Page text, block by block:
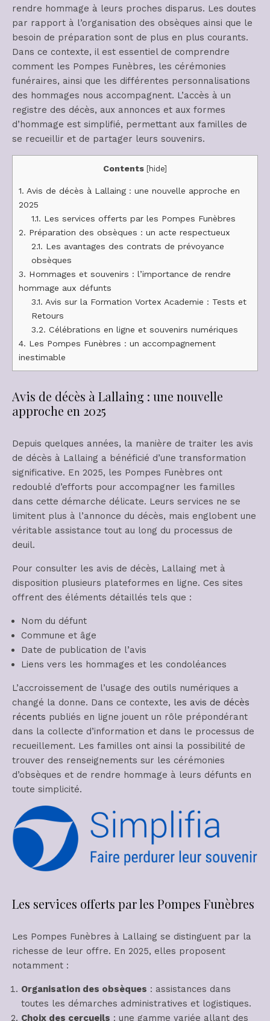
rendre hommage à leurs proches disparus. Les doutes
par rapport à l’organisation des obsèques ainsi que le
besoin de préparation sont de plus en plus courants.
Dans ce contexte, il est essentiel de comprendre
comment les Pompes Funèbres, les cérémonies
funéraires, ainsi que les différentes personnalisations
des hommages nous accompagnent. L’accès à un
registre des décès, aux annonces et aux formes
d’hommage est simplifié, permettant aux familles de
se recueillir et de partager leurs souvenirs.
Contents [hide]
1. Avis de décès à Lallaing : une nouvelle approche en
2025
1.1. Les services offerts par les Pompes Funèbres
2. Préparation des obsèques : un acte respectueux
2.1. Les avantages des contrats de prévoyance
obsèques
3. Hommages et souvenirs : l’importance de rendre
hommage aux défunts
3.1. Avis sur la Formation Vortex Academie : Tests et
Retours
3.2. Célébrations en ligne et souvenirs numériques
4. Les Pompes Funèbres : un accompagnement
inestimable
Avis de décès à Lallaing : une nouvelle
approche en 2025
Depuis quelques années, la manière de traiter les avis
de décès à Lallaing a bénéficié d’une transformation
significative. En 2025, les Pompes Funèbres ont
redoublé d’efforts pour accompagner les familles
dans cette démarche délicate. Leurs services ne se
limitent plus à l’annonce du décès, mais englobent une
véritable assistance tout au long du processus de
deuil.
Pour consulter les avis de décès, Lallaing met à
disposition plusieurs plateformes en ligne. Ces sites
offrent des éléments détaillés tels que :
Nom du défunt
Commune et âge
Date de publication de l’avis
Liens vers les hommages et les condoléances
L’accroissement de l’usage des outils numériques a
changé la donne. Dans ce contexte, les avis de décès
récents publiés en ligne jouent un rôle prépondérant
dans la collecte d’information et dans le processus de
recueillement. Les familles ont ainsi la possibilité de
trouver des renseignements sur les cérémonies
d’obsèques et de rendre hommage à leurs défunts en
toute simplicité.
Les services offerts par les Pompes Funèbres
Les Pompes Funèbres à Lallaing se distinguent par la
richesse de leur offre. En 2025, elles proposent
notamment :
Organisation des obsèques : assistances dans
toutes les démarches administratives et logistiques.
Choix des cercueils : une gamme variée allant des